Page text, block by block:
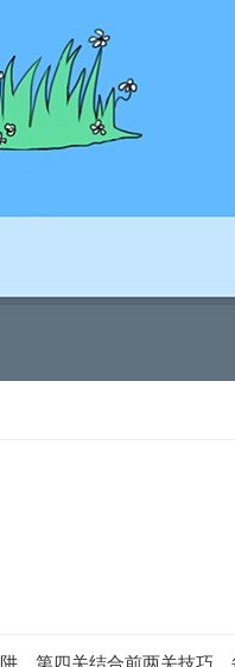
第四关结合前两关技巧